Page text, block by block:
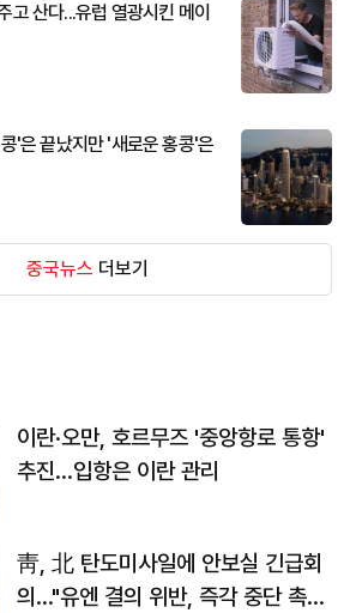
고 산다...유럽 열광시킨 메이
'은 끝났지만 '새로운 홍콩'은
중국뉴스 더보기
이란·오만, 호르무즈 '중앙항로 통항'
추진…입항은 이란 관리
靑, 北 탄도미사일에 안보실 긴급회
의…"유엔 결의 위반, 즉각 중단 촉